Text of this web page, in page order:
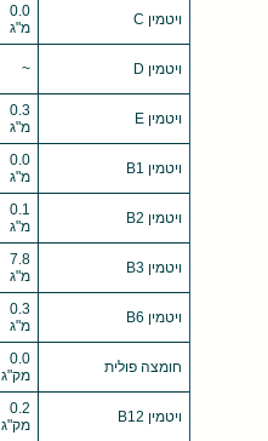
ויטמין C
0.0
מ"ג
ויטמין D ~
ויטמין E
0.3
מ"ג
ויטמין B1
0.0
מ"ג
ויטמין B2
0.1
מ"ג
ויטמין B3
7.8
מ"ג
ויטמין B6
0.3
מ"ג
חומצה פולית
0.0
מק"ג
ויטמין B12
0.2
מק"ג